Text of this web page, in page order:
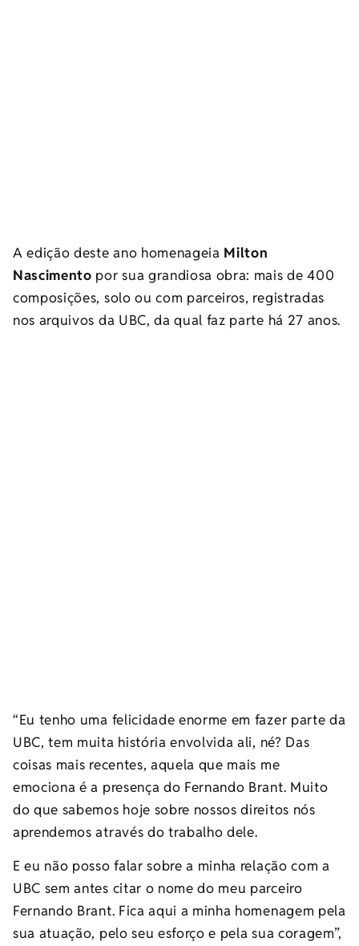
A edição deste ano homenageia Milton
Nascimento por sua grandiosa obra: mais de 400
composições, solo ou com parceiros, registradas
nos arquivos da UBC, da qual faz parte há 27 anos.
“Eu tenho uma felicidade enorme em fazer parte da
UBC, tem muita história envolvida ali, né? Das
coisas mais recentes, aquela que mais me
emociona é a presença do Fernando Brant. Muito
do que sabemos hoje sobre nossos direitos nós
aprendemos através do trabalho dele.
E eu não posso falar sobre a minha relação com a
UBC sem antes citar o nome do meu parceiro
Fernando Brant. Fica aqui a minha homenagem pela
sua atuação, pelo seu esforço e pela sua coragem”,